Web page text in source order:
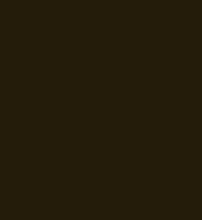
учитывается в прогнозе
рыбу в период
давления,